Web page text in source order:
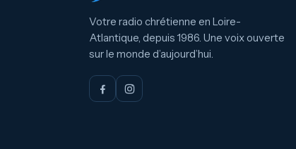
Votre radio chrétienne en Loire-
Atlantique, depuis 1986. Une voix ouverte
sur le monde d’aujourd’hui.